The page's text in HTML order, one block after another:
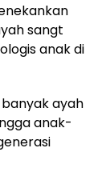
sangt
anak di
ayah
anak-